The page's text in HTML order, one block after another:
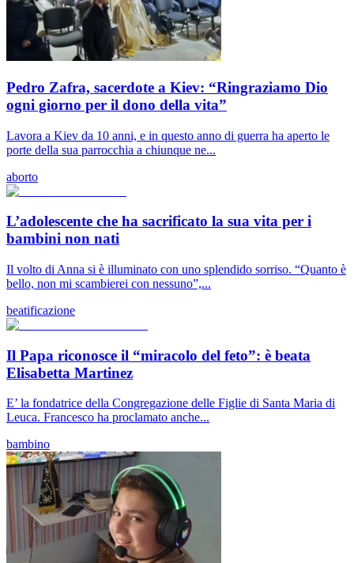
Pedro Zafra, sacerdote a Kiev: “Ringraziamo Dio
ogni giorno per il dono della vita”
Lavora a Kiev da 10 anni, e in questo anno di guerra ha aperto le
porte della sua parrocchia a chiunque ne...
aborto
L’adolescente che ha sacrificato la sua vita per i
bambini non nati
Il volto di Anna si è illuminato con uno splendido sorriso. “Quanto è
bello, non mi scambierei con nessuno”,...
beatificazione
Il Papa riconosce il “miracolo del feto”: è beata
Elisabetta Martinez
E’ la fondatrice della Congregazione delle Figlie di Santa Maria di
Leuca. Francesco ha proclamato anche...
bambino